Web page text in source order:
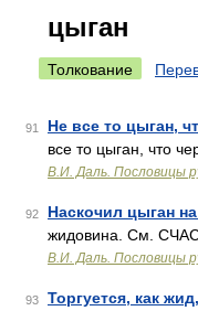
цыган
Толкование
91 Не все то цыган,
все то цыган, что
В.И. Даль. Пословицы
92 Наскочил цыган
жидовина. См.
В.И. Даль. Пословицы
93 Торгуется, как